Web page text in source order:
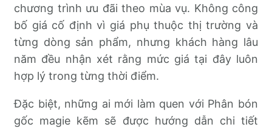
chương trình ưu đãi theo mùa vụ. Không công
bố giá cố định vì giá phụ thuộc thị trường và
từng dòng sản phẩm, nhưng khách hàng lâu
năm đều nhận xét rằng mức giá tại đây luôn
hợp lý trong từng thời điểm.
Đặc biệt, những ai mới làm quen với Phân bón
gốc magie kẽm sẽ được hướng dẫn chi tiết